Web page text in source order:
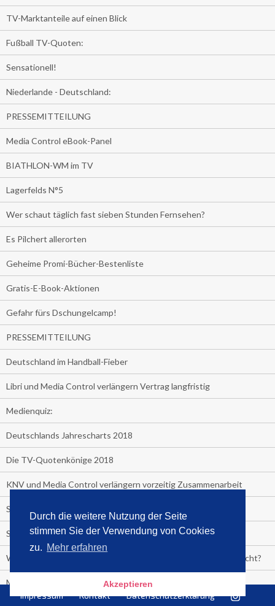
Durch die weitere Nutzung der Seite
stimmen Sie der Verwendung von Cookies
zu. Mehr erfahren
Akzeptieren
TV-Marktanteile auf einen Blick
Fußball TV-Quoten:
Sensationell!
Niederlande - Deutschland:
PRESSEMITTEILUNG
Media Control eBook-Panel
BIATHLON-WM im TV
Lagerfelds N°5
Wer schaut täglich fast sieben Stunden Fernsehen?
Es Pilchert allerorten
Geheime Promi-Bücher-Bestenliste
Gratis-E-Book-Aktionen
Gefahr fürs Dschungelcamp!
PRESSEMITTEILUNG
Deutschland im Handball-Fieber
Libri und Media Control verlängern Vertrag langfristig
Medienquiz:
Deutschlands Jahrescharts 2018
Die TV-Quotenkönige 2018
KNV und Media Control verlängern vorzeitig Zusammenarbeit
STRENG VERTRAULICH
Streaming verändert TV?
Welcher TV-Sender hat seine Marktanteile seit 2013 vervierfacht?
Michelle for President!
Impressum Kontakt Datenschutzerklärung